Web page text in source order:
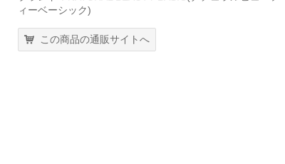
ィーベーシック)
この商品の通販サイトへ